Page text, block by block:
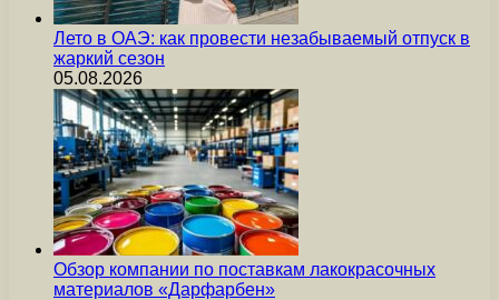
Лето в ОАЭ: как провести незабываемый отпуск в
жаркий сезон
05.08.2026
Обзор компании по поставкам лакокрасочных
материалов «Дарфарбен»